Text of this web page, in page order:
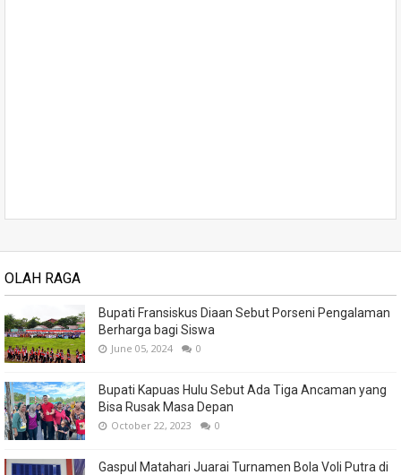
OLAH RAGA
Bupati Fransiskus Diaan Sebut Porseni Pengalaman
Berharga bagi Siswa
June 05, 2024 0
Bupati Kapuas Hulu Sebut Ada Tiga Ancaman yang
Bisa Rusak Masa Depan
October 22, 2023 0
Gaspul Matahari Juarai Turnamen Bola Voli Putra di